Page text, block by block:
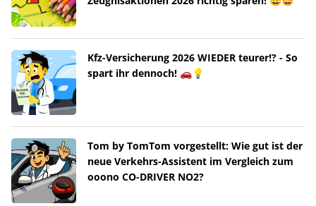
Kfz-Versicherung 2026 WIEDER teurer!? - So
spart ihr dennoch! 🚗💡
Tom by TomTom vorgestellt: Wie gut ist der
neue Verkehrs-Assistent im Vergleich zum
ooono CO-DRIVER NO2?